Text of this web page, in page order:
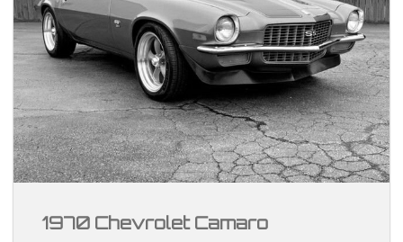
1970 Chevrolet Camaro